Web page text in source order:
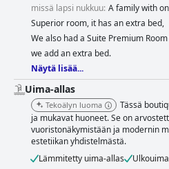
missä lapsi nukkuu: A family with
Superior room, it has an extra bed,
We also had a Suite Premium
we add an extra bed.
Näytä lisää...
Uima-allas
Tekoälyn luoma
Tässä
ja mukavat huoneet. Se on
vuoristonäkymistään ja modernin
estetiikan yhdistelmästä.
Lämmitetty uima-allas